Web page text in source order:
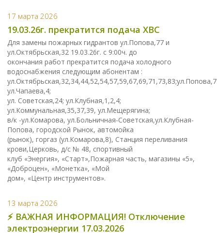
17 марта 2026
19.03.26г. прекратится подача ХВС
Для замены пожарных гидрантов ул.Попова,77 и
ул.Октябрьская,32 19.03.26г. с 9:00ч. до
окончания работ прекратится подача холодного
водоснабжения следующим абонентам :
ул.Чапаева,4;
ул. Советская,24; ул.Клубная,1,2,4;
ул.Коммунальная,35,37,39, ул.Мещерягина;
в/к -ул.Комарова, ул.Больничная-Советская,ул.Клубная-
Попова, городской Рынок, автомойка
(рынок), горгаз (ул.Комарова,8), Станция переливания
крови,Церковь, д/с № 48, спортивный
клуб «Энергия», «Старт»,Пожарная часть, магазины «5»,
«Доброцен», «Монетка», «Мой
дом», «Центр инструментов».
13 марта 2026
⚡️ ВАЖНАЯ ИНФОРМАЦИЯ! Отключение
электроэнергии 17.03.2026